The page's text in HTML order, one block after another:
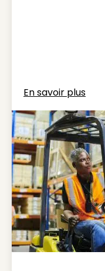
En savoir plus